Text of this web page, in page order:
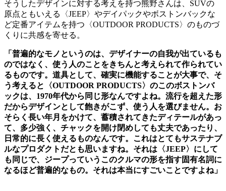
そうしたデザインに対する考えを持つ熊野さんは、SUVの
原点ともいえる〈JEEP〉やデイパックやボストンバックな
ど定番アイテムを持つ〈OUTDOOR PRODUCTS〉のものづ
くりに共感を寄せる。
「普遍的なモノというのは、デザイナーの自我が出ているも
のではなく、使う人のことをきちんと考えられて作られてい
るものです。道具として、確実に機能することが大事で、そ
う考えると〈OUTDOOR PRODUCTS〉のこのボストンバ
ックは、1970年代から同じ形なんですよね。流行を超えた形
だからデザインとして飽きがこず、使う人を選びません。お
そらく長い年月をかけて、蓄積されてきたディテールがあっ
て、多少強く、チャックを開け閉めしても丈夫であったり、
日常的に長く使えるものなんです。これはとてもサステナブ
ルなプロダクトだとも思いますね。それは〈JEEP〉にして
も同じで、ジープっていうこのクルマの形を指す固有名詞に
なるほど普遍的なもの。それは本当にすごいことですよね」